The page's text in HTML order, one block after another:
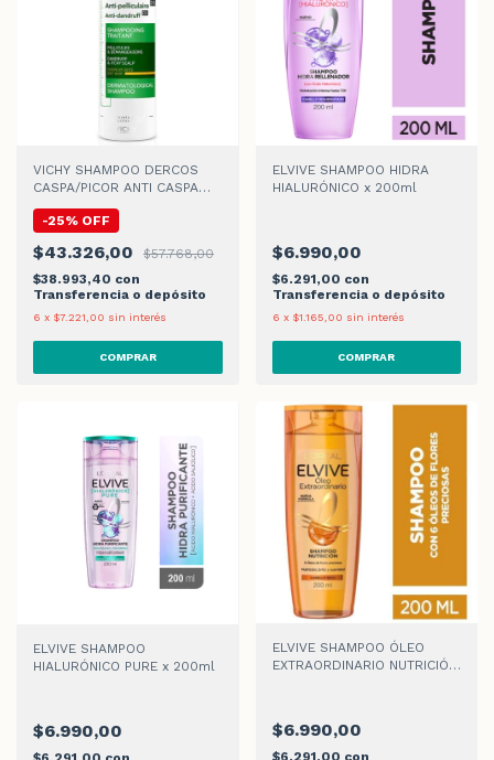
VICHY SHAMPOO DERCOS
CASPA/PICOR ANTI CASPA
-25% OFF
$43.326,00
$57.768,00
$38.993,40 con
Transferencia o depósito
6 x $7.221,00 sin interés
ELVIVE SHAMPOO HIDRA
HIALURÓNICO x 200ml
$6.990,00
$6.291,00 con
Transferencia o depósito
6 x $1.165,00 sin interés
ELVIVE SHAMPOO
HIALURÓNICO PURE x 200ml
$6.990,00
ELVIVE SHAMPOO ÓLEO
EXTRAORDINARIO NUTRICIÓN
$6.990,00